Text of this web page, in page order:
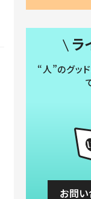
ラ
“人”のグッ
お問